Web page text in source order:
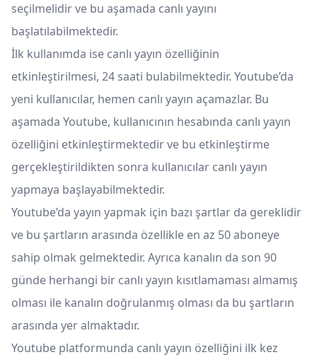
seçilmelidir ve bu aşamada canlı yayını
başlatılabilmektedir.
İlk kullanımda ise canlı yayın özelliğinin
etkinleştirilmesi, 24 saati bulabilmektedir. Youtube’da
yeni kullanıcılar, hemen canlı yayın açamazlar. Bu
aşamada Youtube, kullanıcının hesabında canlı yayın
özelliğini etkinleştirmektedir ve bu etkinleştirme
gerçekleştirildikten sonra kullanıcılar canlı yayın
yapmaya başlayabilmektedir.
Youtube’da yayın yapmak için bazı şartlar da gereklidir
ve bu şartların arasında özellikle en az 50 aboneye
sahip olmak gelmektedir. Ayrıca kanalın da son 90
günde herhangi bir canlı yayın kısıtlamaması almamış
olması ile kanalın doğrulanmış olması da bu şartların
arasında yer almaktadır.
Youtube platformunda canlı yayın özelliğini ilk kez